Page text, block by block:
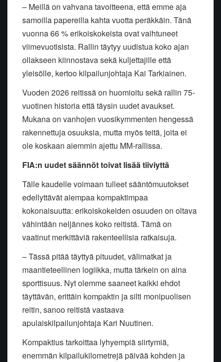
– Meillä on vahvana tavoitteena, että emme aja
samoilla papereilla kahta vuotta peräkkäin. Tänä
vuonna 66 % erikoiskokeista ovat vaihtuneet
viimevuotisista. Rallin täytyy uudistua koko ajan
ollakseen kiinnostava sekä kuljettajille että
yleisölle, kertoo kilpailunjohtaja Kai Tarkiainen.
Vuoden 2026 reitissä on huomioitu sekä rallin 75-
vuotinen historia että täysin uudet avaukset.
Mukana on vanhojen vuosikymmenten hengessä
rakennettuja osuuksia, mutta myös teitä, joita ei
ole koskaan aiemmin ajettu MM-rallissa.
FIA:n uudet säännöt toivat lisää tiiviyttä
Tälle kaudelle voimaan tulleet sääntömuutokset
edellyttävät aiempaa kompaktimpaa
kokonaisuutta: erikoiskokeiden osuuden on oltava
vähintään neljännes koko reitistä. Tämä on
vaatinut merkittäviä rakenteellisia ratkaisuja.
– Tässä pitää täyttyä pituudet, välimatkat ja
maantieteellinen logiikka, mutta tärkein on aina
sporttisuus. Nyt olemme saaneet kaikki ehdot
täyttävän, erittäin kompaktin ja silti monipuolisen
reitin, sanoo reitistä vastaava
apulaiskilpailunjohtaja Kari Nuutinen.
Kompaktius tarkoittaa lyhyempiä siirtymiä,
enemmän kilpailukilometrejä päivää kohden ja